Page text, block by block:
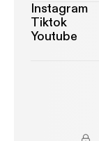
Instagram
Tiktok
Youtube